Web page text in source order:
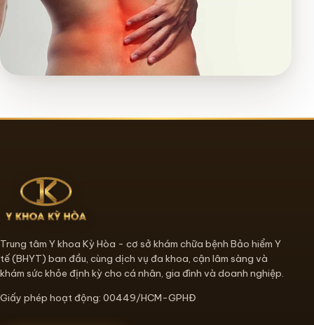
Trung tâm Y khoa Kỳ Hòa - cơ sở khám chữa bệnh Bảo hiểm Y
tế (BHYT) ban đầu, cùng dịch vụ đa khoa, cận lâm sàng và
khám sức khỏe định kỳ cho cá nhân, gia đình và doanh nghiệp.
Giấy phép hoạt động: 00449/HCM-GPHĐ